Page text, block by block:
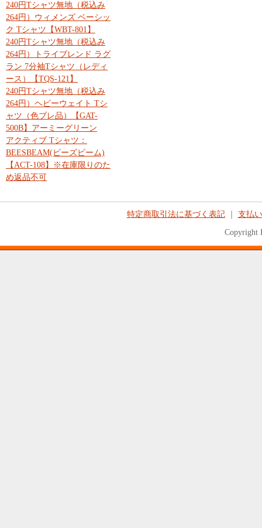
240円Tシャツ無地（税込み
264円）ウィメンズ ベーシッ
ク Tシャツ【WBT-801】
240円Tシャツ無地（税込み
264円）トライブレンド ラグ
ラン 7分袖Tシャツ（レディ
ース）【TQS-121】
240円Tシャツ無地（税込み
264円）ヘビーウェイト Tシ
ャツ（色ブレ品）【GAT-
500B】アーミーグリーン
アクティブ Tシャツ：
BEESBEAM(ビーズビーム)
【ACT-108】※在庫限りのた
め返品不可
特定商取引法に基づく表記｜ 支払
Copyright